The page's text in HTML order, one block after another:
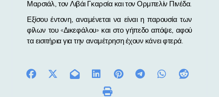
Μαρσιάλ, τον Λιβάι Γκαρσία και τον Ορμπελίν Πινέδα.
Εξίσου έντονη, αναμένεται να είναι η παρουσία των
φίλων του «Δικεφάλου» και στο γήπεδο απόψε, αφού
τα εισιτήρια για την αναμέτρηση έχουν κάνει φτερά.